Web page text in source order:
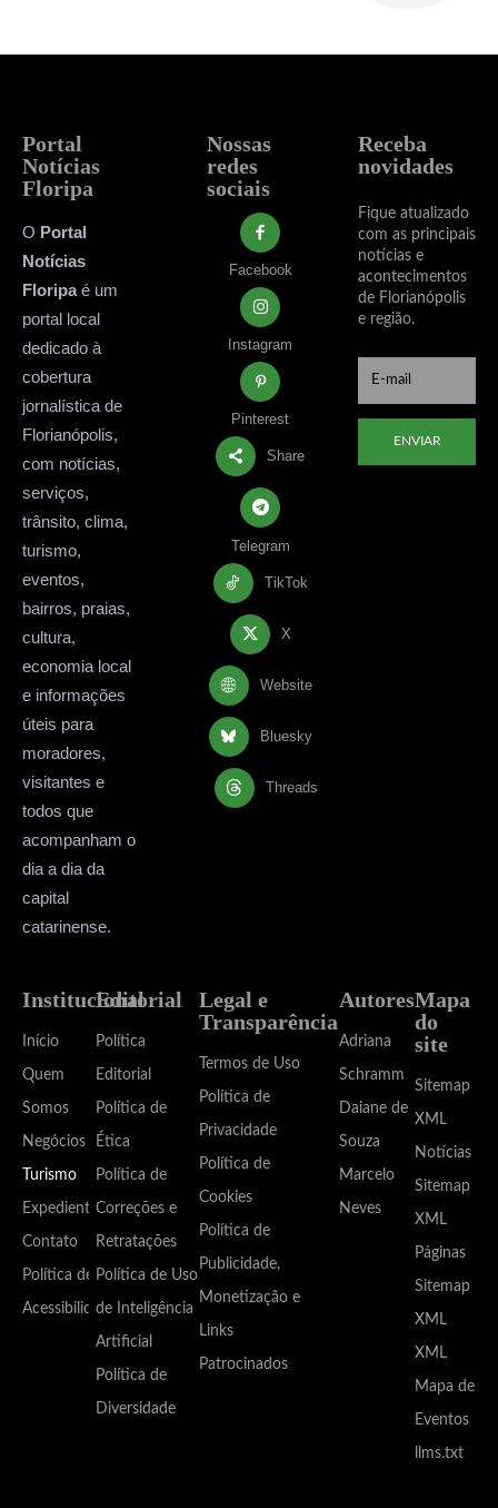
Portal
Notícias
Floripa
O Portal
Notícias
Floripaé um
portal local
dedicado à
cobertura
jornalística de
Florianópolis,
com notícias,
serviços,
trânsito, clima,
turismo,
eventos,
bairros, praias,
cultura,
economia local
e informações
úteis para
moradores,
visitantes e
todos que
acompanham o
dia a dia da
capital
catarinense.
Nossas
redes
sociais
Facebook
Instagram
Pinterest
Share
Telegram
TikTok
X
Website
Bluesky
Threads
Receba
novidades
Fique atualizado
com as principais
notícias e
acontecimentos
de Florianópolis
e região.
ENVIAR
Institucional
Início
Quem
Somos
Negócios
Turismo
Expediente
Contato
Política de
Acessibilidade
Editorial
Política
Editorial
Política de
Ética
Política de
Correções e
Retratações
Política de Uso
de Inteligência
Artificial
Política de
Diversidade
Legal e
Transparência
Termos de Uso
Política de
Privacidade
Política de
Cookies
Política de
Publicidade,
Monetização e
Links
Patrocinados
Autores
Adriana
Schramm
Daiane de
Souza
Marcelo
Neves
Mapa
do
site
Sitemap
XML
Notícias
Sitemap
XML
Páginas
Sitemap
XML
XML
Mapa de
Eventos
llms.txt